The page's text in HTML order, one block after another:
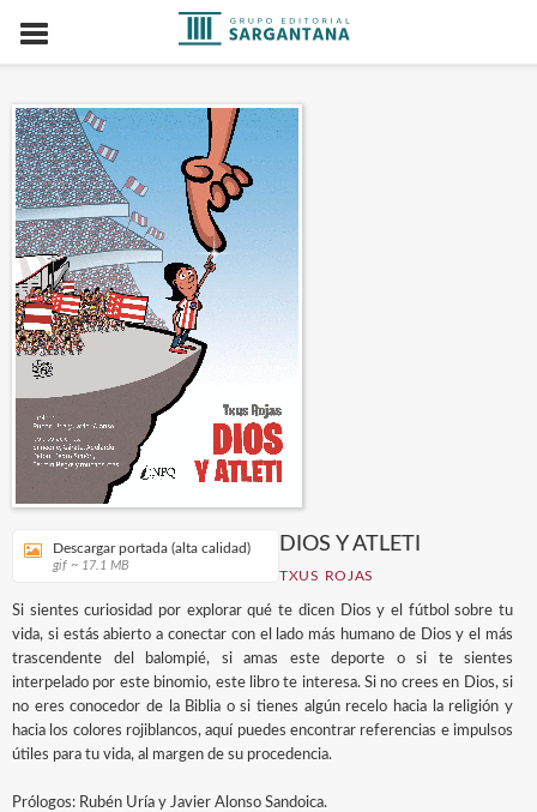
Descargar portada (alta calidad)
gif ~ 17.1 MB
DIOS Y ATLETI
TXUS ROJAS
Si sientes curiosidad por explorar qué te dicen Dios y el fútbol sobre tu
vida, si estás abierto a conectar con el lado más humano de Dios y el más
trascendente del balompié, si amas este deporte o si te sientes
interpelado por este binomio, este libro te interesa. Si no crees en Dios, si
no eres conocedor de la Biblia o si tienes algún recelo hacia la religión y
hacia los colores rojiblancos, aquí puedes encontrar referencias e impulsos
útiles para tu vida, al margen de su procedencia.
Prólogos: Rubén Uría y Javier Alonso Sandoica.